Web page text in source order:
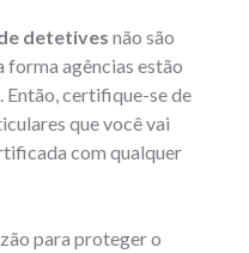
detetives não são
forma agências estão
Então, certifique-se de
que você vai
com qualquer
para proteger o